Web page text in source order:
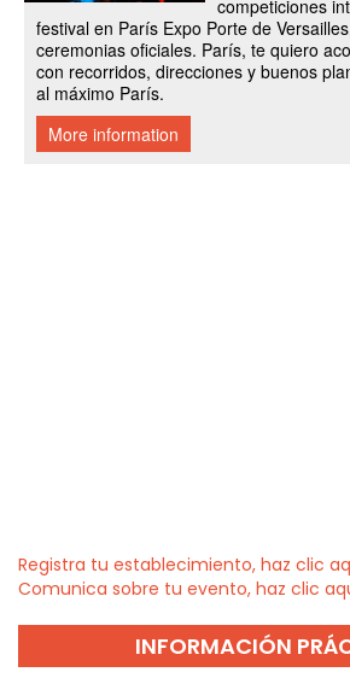
Registra tu establecimiento, haz clic
Comunica sobre tu evento, haz clic
INFORMACIÓN